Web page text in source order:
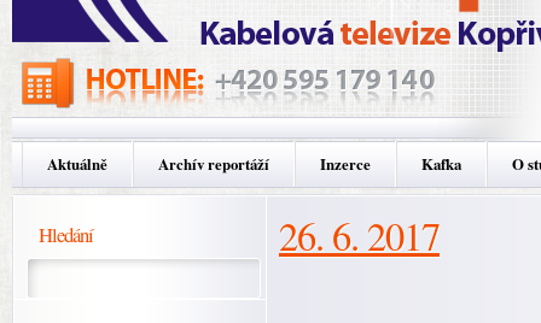
Aktuálně Archív reportáží Inzerce Kafka O
Hledání 26. 6. 2017